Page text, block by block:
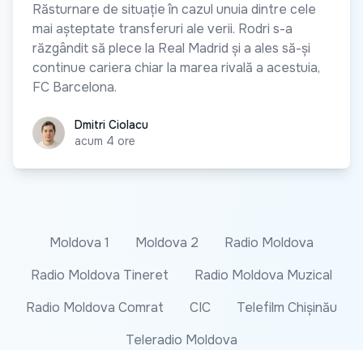
Răsturnare de situație în cazul unuia dintre cele
mai așteptate transferuri ale verii. Rodri s-a
răzgândit să plece la Real Madrid și a ales să-și
continue cariera chiar la marea rivală a acestuia,
FC Barcelona.
Dmitri Ciolacu
Dmitri Ciolacu
acum 4 ore
Moldova 1 Moldova 2
Radio Moldova
Radio Moldova Tineret
Radio Moldova Muzical
Radio Moldova Comrat
CIC
Telefilm Chișinău
Teleradio Moldova